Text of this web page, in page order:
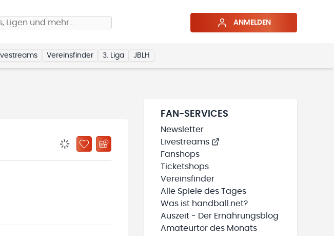
Ligen und mehr… ANMELDEN
Vereinsfinder 3. Liga JBLH
BENACHRICHTIGUNGSSTATUS WIRD GELADEN
ZU „MEINE TEAMS“ HINZUFÜGEN
FAN-SERVICES
Newsletter
Livestreams
Fanshops
Ticketshops
Vereinsfinder
Alle Spiele des Tages
Was ist handball.net?
Auszeit - Der Ernährungsblog
Amateurtor des Monats